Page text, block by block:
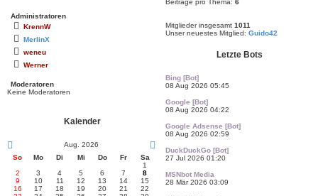
Administratoren
KrennW
MerlinX
weneu
Werner
Moderatoren
Keine Moderatoren
Kalender
Aug. 2026
So
Mo Di Mi Do Fr
Sa
1
2
3 4 5 6 7
8
9
10 11 12 13 14
15
16
17 18 19 20 21
22
Beiträge pro Thema:6
Mitglieder insgesamt1011
Unser neuestes Mitglied:Guido42
Letzte Bots
Bing [Bot]
08 Aug 2026 05:45
Google [Bot]
08 Aug 2026 04:22
Google Adsense [Bot]
08 Aug 2026 02:59
DuckDuckGo [Bot]
27 Jul 2026 01:20
MSNbot Media
28 Mär 2026 03:09